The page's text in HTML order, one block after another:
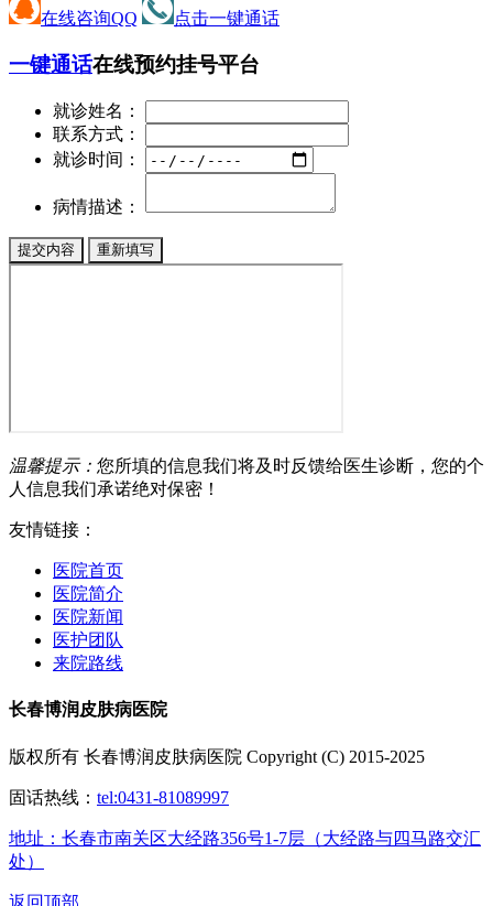
在线咨询QQ 点击一键通话
一键通话在线预约挂号平台
就诊姓名：
联系方式：
就诊时间：
病情描述：
温馨提示： 您所填的信息我们将及时反馈给医生诊断，您的个
人信息我们承诺绝对保密！
友情链接：
医院首页
医院简介
医院新闻
医护团队
来院路线
长春博润皮肤病医院
版权所有 长春博润皮肤病医院 Copyright (C) 2015-2025
固话热线： tel:0431-81089997
地址：长春市南关区大经路356号1-7层（大经路与四马路交汇
处）
返回顶部